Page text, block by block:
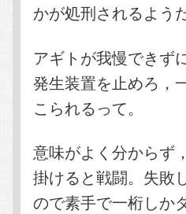
かが処刑されるようだ
アギトが我慢できず
発生装置を止めろ，
こられるって。
意味がよく分からず
掛けると戦闘。失敗
ので素手で一桁しか